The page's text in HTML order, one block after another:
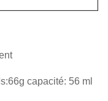
capacité: 56 ml